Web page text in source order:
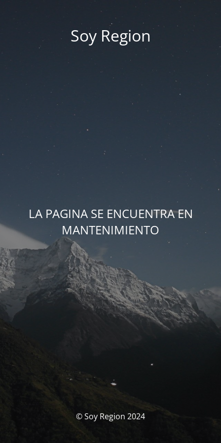
Soy Region
LA PAGINA SE ENCUENTRA EN
MANTENIMIENTO
© Soy Region 2024